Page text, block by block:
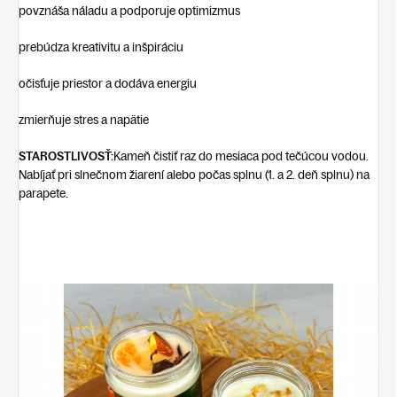
povznáša náladu a podporuje optimizmus
prebúdza kreativitu a inšpiráciu
očisťuje priestor a dodáva energiu
zmierňuje stres a napätie
STAROSTLIVOSŤ:Kameň čistiť raz do mesiaca pod tečúcou vodou.
Nabíjať pri slnečnom žiarení alebo počas splnu (1. a 2. deň splnu) na
parapete.